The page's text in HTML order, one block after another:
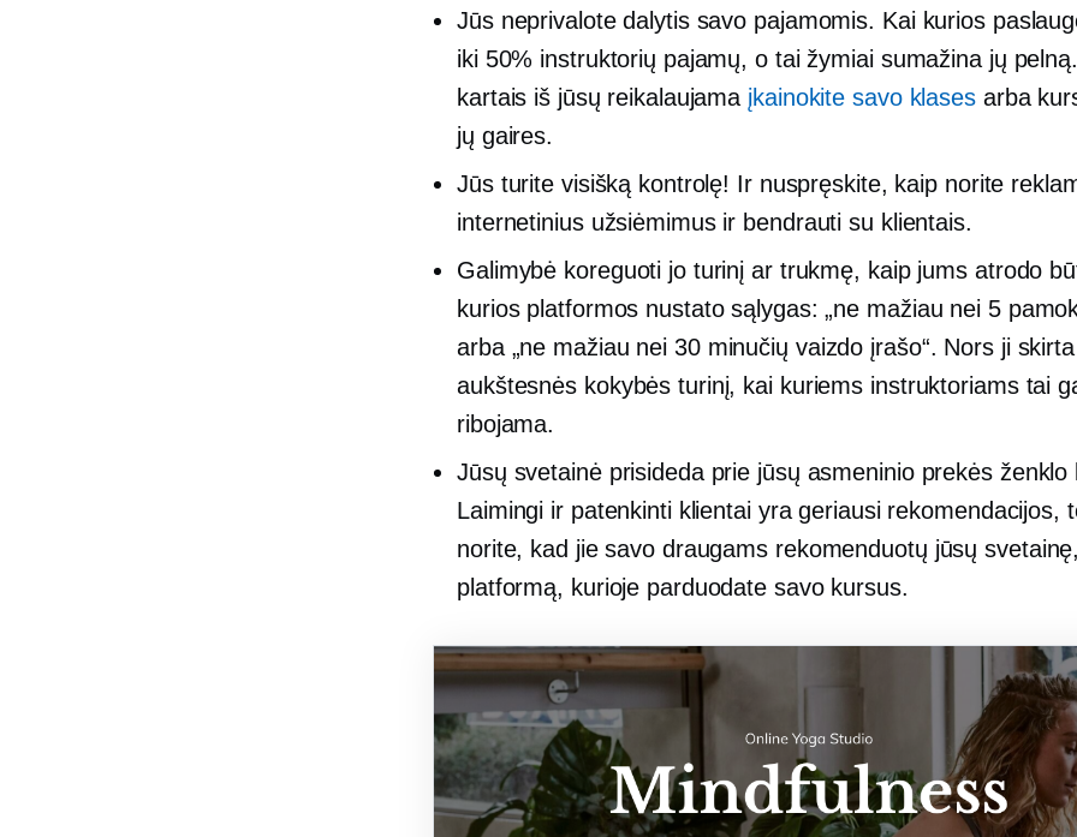
Jūs neprivalote dalytis savo pajamomis. Kai kurios
iki 50% instruktorių pajamų, o tai žymiai sumažina jų
kartais iš jūsų reikalaujama įkainokite savo klasesarba
jų gaires.
Jūs turite visišką kontrolę! Ir nuspręskite, kaip norite
internetinius užsiėmimus ir bendrauti su klientais.
Galimybė koreguoti jo turinį ar trukmę, kaip jums atrodo
kurios platformos nustato sąlygas: „ne mažiau nei 5
arba „ne mažiau nei 30 minučių vaizdo įrašo“. Nors ji
aukštesnės kokybės turinį, kai kuriems instruktoriams tai
ribojama.
Jūsų svetainė prisideda prie jūsų asmeninio prekės ženklo
Laimingi ir patenkinti klientai yra geriausi rekomendacijos,
norite, kad jie savo draugams rekomenduotų jūsų
platformą, kurioje parduodate savo kursus.